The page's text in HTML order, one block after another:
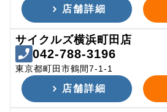
店舗詳細
サイクルズ横浜町田店
042-788-3196
東京都町田市鶴間7-1-1
店舗詳細